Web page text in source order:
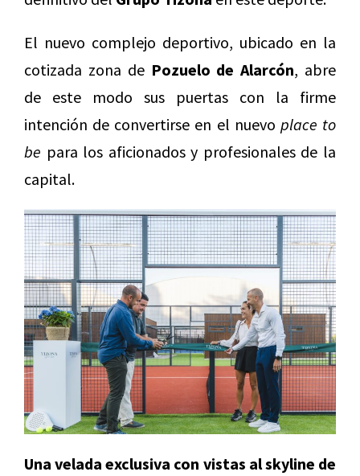
El nuevo complejo deportivo, ubicado en la
cotizada zona de Pozuelo de Alarcón, abre
de este modo sus puertas con la firme
intención de convertirse en el nuevo place to
be para los aficionados y profesionales de la
capital.
Una velada exclusiva con vistas al skyline de